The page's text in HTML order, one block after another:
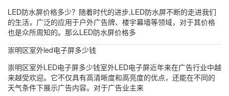
LED防水屏价格多少？随着时代的进步,LED防水屏不断的走进我们
的生活，广泛的应用于户外广告牌、楼宇幕墙等领域，对于其价格
也是众所周知的。那么LED防水屏价格多
崇明区室外led电子屏多少钱
崇明区室外LED电子屏多少钱室外LED电子屏近年来在广告行业中越
来越受欢迎。它不仅具有高清晰度和高亮度的优点，还能在不同的
天气条件下展示广告内容。对于广告业主来